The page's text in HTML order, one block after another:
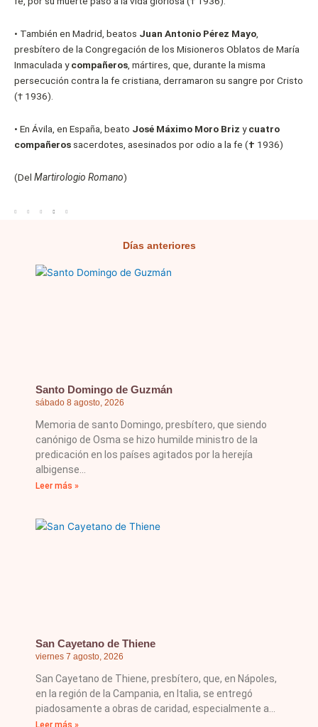
• También en Madrid, beatos Juan Antonio Pérez Mayo
presbítero de la Congregación de los Misioneros Oblatos de María
Inmaculada ycompañeros , mártires, que, durante la misma
persecución contra la fe cristiana, derramaron su sangre por Cristo
(† 1936).
• En Ávila, en España, beato José Máximo Moro Briz ycuatro
compañeros sacerdotes, asesinados por odio a la fe († 1936)
(Del Martirologio Romano)
Días anteriores
Santo Domingo de Guzmán
sábado 8 agosto, 2026
Memoria de santo Domingo, presbítero, que siendo
canónigo de Osma se hizo humilde ministro de la
predicación en los países agitados por la herejía
albigense
Leer más »
San Cayetano de Thiene
viernes 7 agosto, 2026
San Cayetano de Thiene, presbítero, que, en Nápoles,
en la región de la Campania, en Italia, se entregó
piadosamente a obras de caridad, especialmente a
PáginaPágina
Página